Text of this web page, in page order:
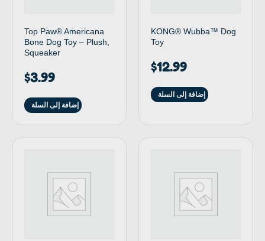
KONG® Wubba™ Dog
Toy
$12.99
إضافة إلى السلة
Top Paw® Americana
Bone Dog Toy – Plush,
Squeaker
$3.99
إضافة إلى السلة